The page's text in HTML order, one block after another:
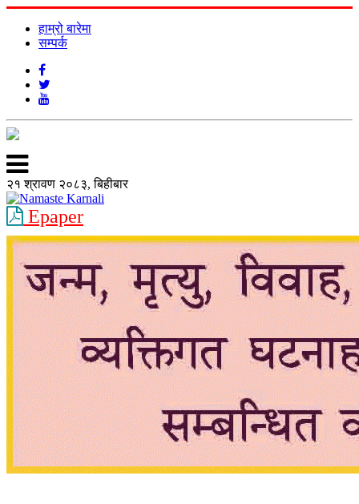
हाम्रो बारेमा
सम्पर्क
२१ श्रावण २०८३, बिहीबार
Epaper